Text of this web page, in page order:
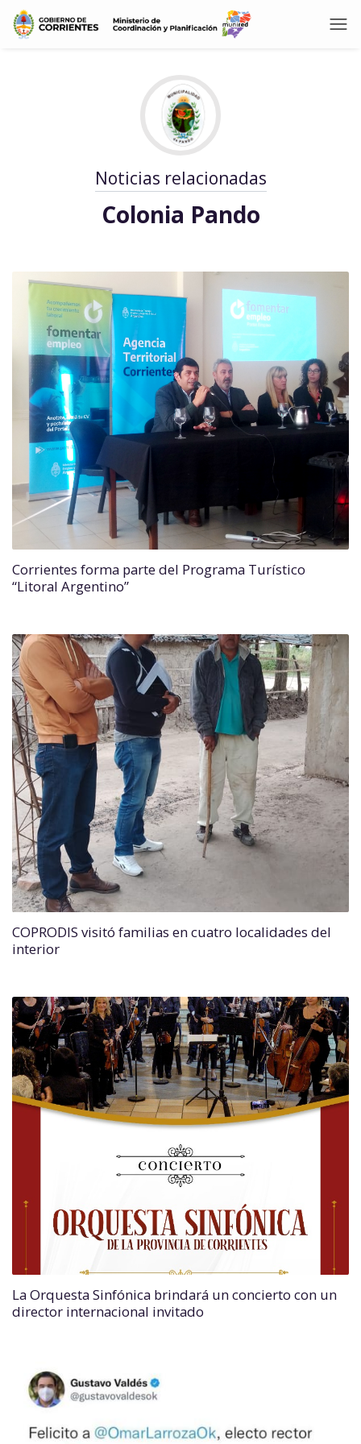
Noticias relacionadas
Colonia Pando
Corrientes forma parte del Programa Turístico
“Litoral Argentino”
COPRODIS visitó familias en cuatro localidades del
interior
La Orquesta Sinfónica brindará un concierto con un
director internacional invitado